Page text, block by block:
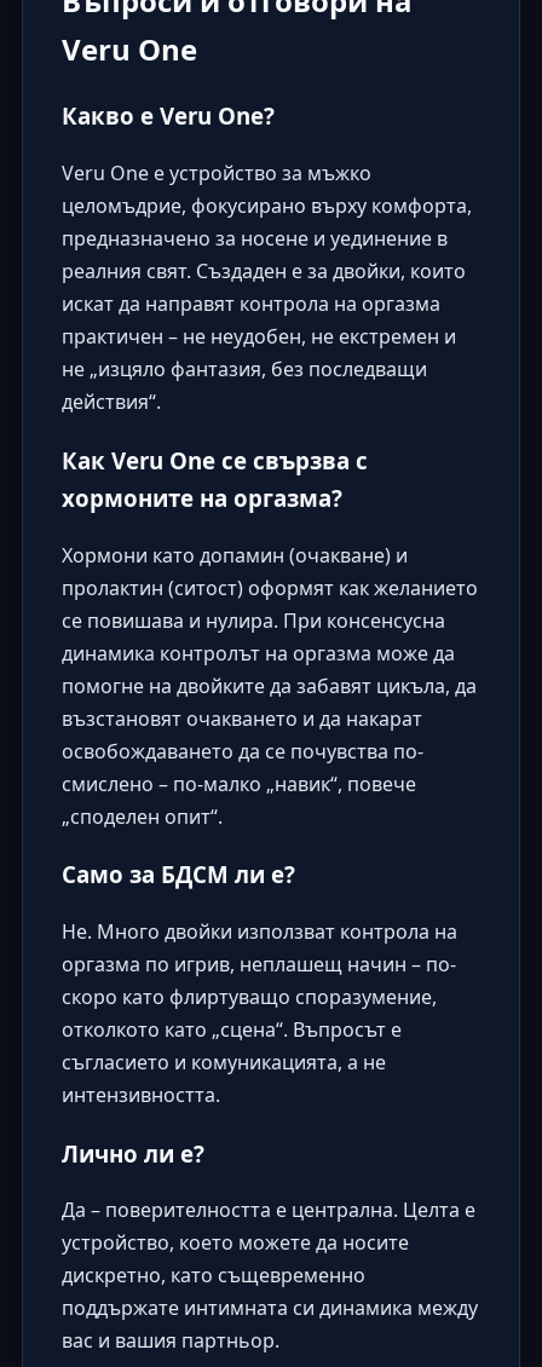
Veru One
Какво е Veru One?
Veru One е устройство за мъжко
целомъдрие, фокусирано върху комфорта,
предназначено за носене и уединение в
реалния свят. Създаден е за двойки, които
искат да направят контрола на оргазма
практичен – не неудобен, не екстремен и
не „изцяло фантазия, без последващи
действия“.
Как Veru One се свързва с
хормоните на оргазма?
Хормони като допамин (очакване) и
пролактин (ситост) оформят как желанието
се повишава и нулира. При консенсусна
динамика контролът на оргазма може да
помогне на двойките да забавят цикъла, да
възстановят очакването и да накарат
освобождаването да се почувства по-
смислено – по-малко „навик“, повече
„споделен опит“.
Само за БДСМ ли е?
Не. Много двойки използват контрола на
оргазма по игрив, неплашещ начин – по-
скоро като флиртуващо споразумение,
отколкото като „сцена“. Въпросът е
съгласието и комуникацията, а не
интензивността.
Лично ли е?
Да – поверителността е централна. Целта е
устройство, което можете да носите
дискретно, като същевременно
поддържате интимната си динамика между
вас и вашия партньор.